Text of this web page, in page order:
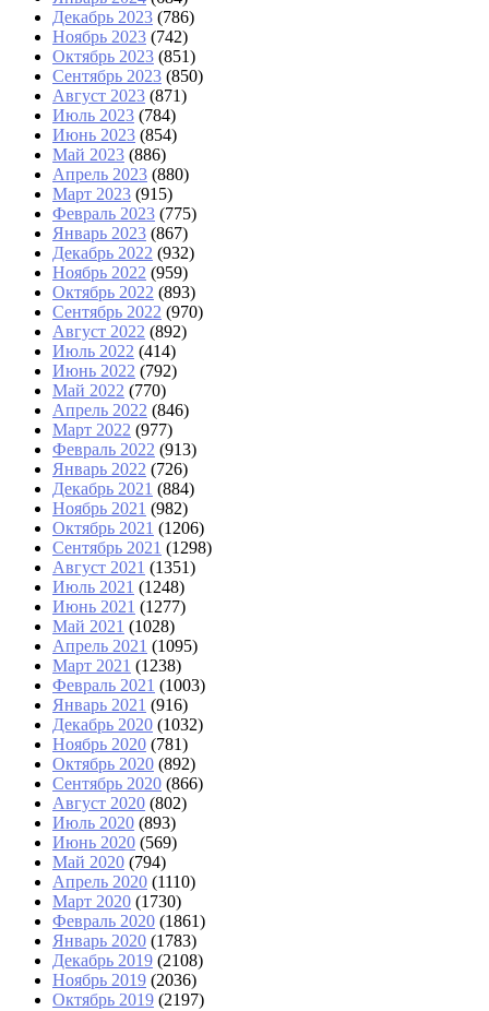
Декабрь 2023 (786)
Ноябрь 2023 (742)
Октябрь 2023 (851)
Сентябрь 2023 (850)
Август 2023 (871)
Июль 2023 (784)
Июнь 2023 (854)
Май 2023 (886)
Апрель 2023 (880)
Март 2023 (915)
Февраль 2023 (775)
Январь 2023 (867)
Декабрь 2022 (932)
Ноябрь 2022 (959)
Октябрь 2022 (893)
Сентябрь 2022 (970)
Август 2022 (892)
Июль 2022 (414)
Июнь 2022 (792)
Май 2022 (770)
Апрель 2022 (846)
Март 2022 (977)
Февраль 2022 (913)
Январь 2022 (726)
Декабрь 2021 (884)
Ноябрь 2021 (982)
Октябрь 2021 (1206)
Сентябрь 2021 (1298)
Август 2021 (1351)
Июль 2021 (1248)
Июнь 2021 (1277)
Май 2021 (1028)
Апрель 2021 (1095)
Март 2021 (1238)
Февраль 2021 (1003)
Январь 2021 (916)
Декабрь 2020 (1032)
Ноябрь 2020 (781)
Октябрь 2020 (892)
Сентябрь 2020 (866)
Август 2020 (802)
Июль 2020 (893)
Июнь 2020 (569)
Май 2020 (794)
Апрель 2020 (1110)
Март 2020 (1730)
Февраль 2020 (1861)
Январь 2020 (1783)
Декабрь 2019 (2108)
Ноябрь 2019 (2036)
Октябрь 2019 (2197)